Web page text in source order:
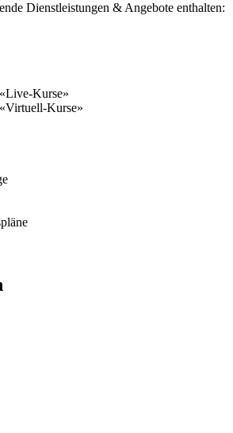
Dienstleistungen & Angebote enthalten:
Kurse»
Kurse»